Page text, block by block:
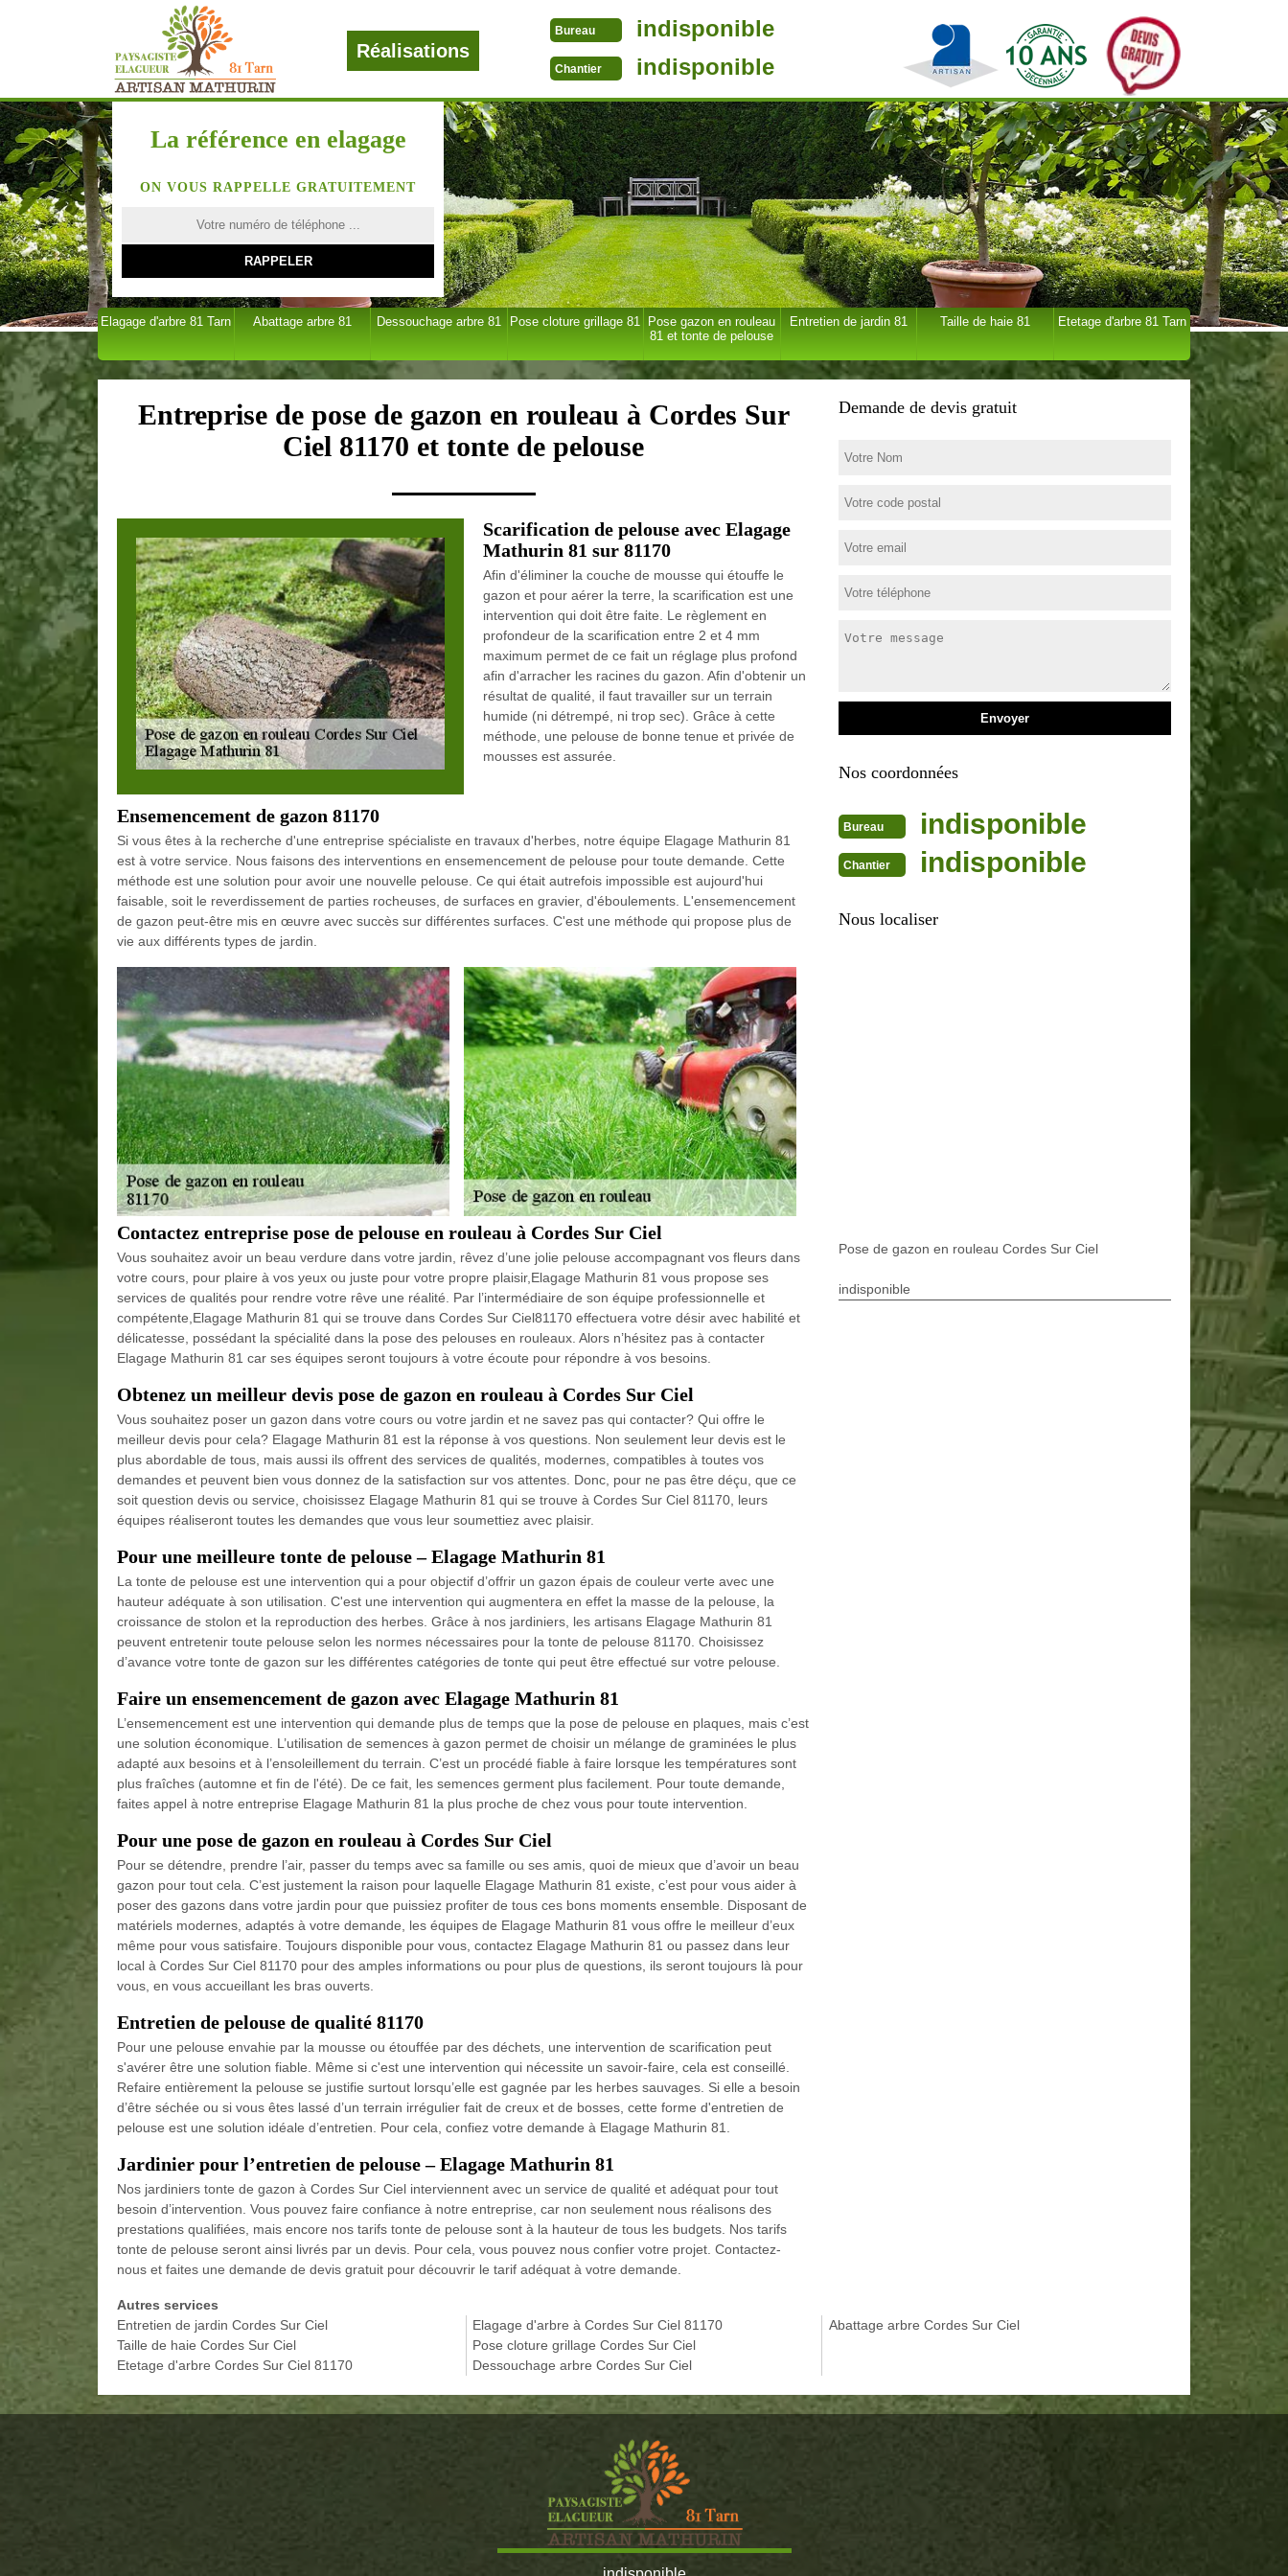
Réalisations
Bureau indisponible
Chantier indisponible
La référence en elagage
ON VOUS RAPPELLE GRATUITEMENT
Elagage d'arbre 81 Tarn Abattage arbre 81 Dessouchage arbre 81 Pose cloture grillage 81
Pose gazon en rouleau
81 et tonte de pelouse
Entretien de jardin 81 Taille de haie 81 Etetage d'arbre 81 Tarn
Entreprise de pose de gazon en rouleau à Cordes Sur
Ciel 81170 et tonte de pelouse
Scarification de pelouse avec Elagage
Mathurin 81 sur 81170
Afin d'éliminer la couche de mousse qui étouffe le
gazon et pour aérer la terre, la scarification est une
intervention qui doit être faite. Le règlement en
profondeur de la scarification entre 2 et 4 mm
maximum permet de ce fait un réglage plus profond
afin d'arracher les racines du gazon. Afin d'obtenir un
résultat de qualité, il faut travailler sur un terrain
humide (ni détrempé, ni trop sec). Grâce à cette
méthode, une pelouse de bonne tenue et privée de
mousses est assurée.
Ensemencement de gazon 81170
Si vous êtes à la recherche d'une entreprise spécialiste en travaux d'herbes, notre équipe Elagage Mathurin 81
est à votre service. Nous faisons des interventions en ensemencement de pelouse pour toute demande. Cette
méthode est une solution pour avoir une nouvelle pelouse. Ce qui était autrefois impossible est aujourd'hui
faisable, soit le reverdissement de parties rocheuses, de surfaces en gravier, d'éboulements. L'ensemencement
de gazon peut-être mis en œuvre avec succès sur différentes surfaces. C'est une méthode qui propose plus de
vie aux différents types de jardin.
Contactez entreprise pose de pelouse en rouleau à Cordes Sur Ciel
Vous souhaitez avoir un beau verdure dans votre jardin, rêvez d’une jolie pelouse accompagnant vos fleurs dans
votre cours, pour plaire à vos yeux ou juste pour votre propre plaisir,Elagage Mathurin 81 vous propose ses
services de qualités pour rendre votre rêve une réalité. Par l’intermédiaire de son équipe professionnelle et
compétente,Elagage Mathurin 81 qui se trouve dans Cordes Sur Ciel81170 effectuera votre désir avec habilité et
délicatesse, possédant la spécialité dans la pose des pelouses en rouleaux. Alors n’hésitez pas à contacter
Elagage Mathurin 81 car ses équipes seront toujours à votre écoute pour répondre à vos besoins.
Obtenez un meilleur devis pose de gazon en rouleau à Cordes Sur Ciel
Vous souhaitez poser un gazon dans votre cours ou votre jardin et ne savez pas qui contacter? Qui offre le
meilleur devis pour cela? Elagage Mathurin 81 est la réponse à vos questions. Non seulement leur devis est le
plus abordable de tous, mais aussi ils offrent des services de qualités, modernes, compatibles à toutes vos
demandes et peuvent bien vous donnez de la satisfaction sur vos attentes. Donc, pour ne pas être déçu, que ce
soit question devis ou service, choisissez Elagage Mathurin 81 qui se trouve à Cordes Sur Ciel 81170, leurs
équipes réaliseront toutes les demandes que vous leur soumettiez avec plaisir.
Pour une meilleure tonte de pelouse – Elagage Mathurin 81
La tonte de pelouse est une intervention qui a pour objectif d’offrir un gazon épais de couleur verte avec une
hauteur adéquate à son utilisation. C'est une intervention qui augmentera en effet la masse de la pelouse, la
croissance de stolon et la reproduction des herbes. Grâce à nos jardiniers, les artisans Elagage Mathurin 81
peuvent entretenir toute pelouse selon les normes nécessaires pour la tonte de pelouse 81170. Choisissez
d’avance votre tonte de gazon sur les différentes catégories de tonte qui peut être effectué sur votre pelouse.
Faire un ensemencement de gazon avec Elagage Mathurin 81
L’ensemencement est une intervention qui demande plus de temps que la pose de pelouse en plaques, mais c’est
une solution économique. L’utilisation de semences à gazon permet de choisir un mélange de graminées le plus
adapté aux besoins et à l’ensoleillement du terrain. C’est un procédé fiable à faire lorsque les températures sont
plus fraîches (automne et fin de l'été). De ce fait, les semences germent plus facilement. Pour toute demande,
faites appel à notre entreprise Elagage Mathurin 81 la plus proche de chez vous pour toute intervention.
Pour une pose de gazon en rouleau à Cordes Sur Ciel
Pour se détendre, prendre l’air, passer du temps avec sa famille ou ses amis, quoi de mieux que d’avoir un beau
gazon pour tout cela. C’est justement la raison pour laquelle Elagage Mathurin 81 existe, c’est pour vous aider à
poser des gazons dans votre jardin pour que puissiez profiter de tous ces bons moments ensemble. Disposant de
matériels modernes, adaptés à votre demande, les équipes de Elagage Mathurin 81 vous offre le meilleur d’eux
même pour vous satisfaire. Toujours disponible pour vous, contactez Elagage Mathurin 81 ou passez dans leur
local à Cordes Sur Ciel 81170 pour des amples informations ou pour plus de questions, ils seront toujours là pour
vous, en vous accueillant les bras ouverts.
Entretien de pelouse de qualité 81170
Pour une pelouse envahie par la mousse ou étouffée par des déchets, une intervention de scarification peut
s'avérer être une solution fiable. Même si c'est une intervention qui nécessite un savoir-faire, cela est conseillé.
Refaire entièrement la pelouse se justifie surtout lorsqu’elle est gagnée par les herbes sauvages. Si elle a besoin
d’être séchée ou si vous êtes lassé d’un terrain irrégulier fait de creux et de bosses, cette forme d'entretien de
pelouse est une solution idéale d’entretien. Pour cela, confiez votre demande à Elagage Mathurin 81.
Jardinier pour l’entretien de pelouse – Elagage Mathurin 81
Nos jardiniers tonte de gazon à Cordes Sur Ciel interviennent avec un service de qualité et adéquat pour tout
besoin d’intervention. Vous pouvez faire confiance à notre entreprise, car non seulement nous réalisons des
prestations qualifiées, mais encore nos tarifs tonte de pelouse sont à la hauteur de tous les budgets. Nos tarifs
tonte de pelouse seront ainsi livrés par un devis. Pour cela, vous pouvez nous confier votre projet. Contactez-
nous et faites une demande de devis gratuit pour découvrir le tarif adéquat à votre demande.
Demande de devis gratuit
Nos coordonnées
Bureau indisponible
Chantier indisponible
Nous localiser
Pose de gazon en rouleau Cordes Sur Ciel
indisponible
Autres services
Entretien de jardin Cordes Sur Ciel
Taille de haie Cordes Sur Ciel
Etetage d'arbre Cordes Sur Ciel 81170
Elagage d'arbre à Cordes Sur Ciel 81170
Pose cloture grillage Cordes Sur Ciel
Dessouchage arbre Cordes Sur Ciel
Abattage arbre Cordes Sur Ciel